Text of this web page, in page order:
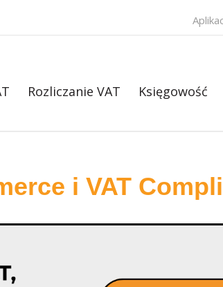
Rozliczanie VAT Księgowość
i VAT